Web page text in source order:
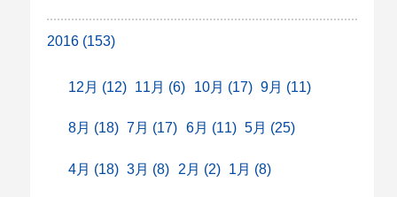
2016 (153)
12月 (12) 11月 (6) 10月 (17) 9月 (11)
8月 (18) 7月 (17) 6月 (11) 5月 (25)
4月 (18) 3月 (8) 2月 (2) 1月 (8)